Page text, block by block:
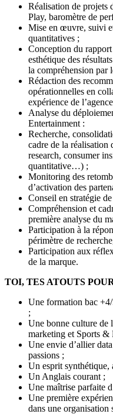
Réalisation de projets
Play, baromètre de
Mise en œuvre, suivi
quantitatives ;
Conception du
esthétique des
la compréhension par
Rédaction des
opérationnelles en
expérience de
Analyse du
Entertainment :
Recherche,
cadre de la réalisation
research, consumer
quantitative…) ;
Monitoring des
d’activation des
Conseil en stratégie
Compréhension et
première analyse du
Participation à la
périmètre de
Participation aux
de la marque.
TOI, TES ATOUTS
Une formation bac
;
Une bonne culture de
marketing et Sports &
Une envie d’allier
passions ;
Un esprit synthétique,
Un Anglais courant ;
Une maîtrise parfaite
Une première
dans une organisation